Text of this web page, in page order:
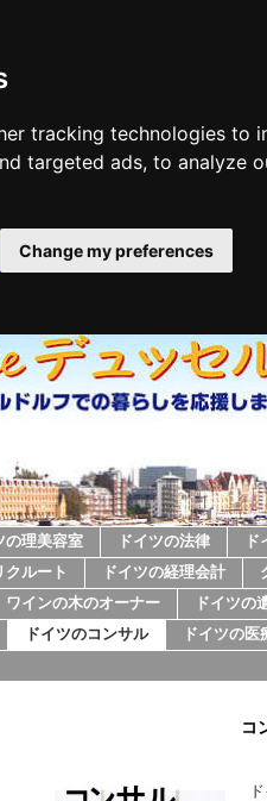
tracking technologies
targeted ads, to analyze
Change my preferences
の理美容室 ドイツの法律
クルート ドイツの経理会計
ワインの木のオーナー
ドイツの
ドイツのコンサル
ドイツの医
コ